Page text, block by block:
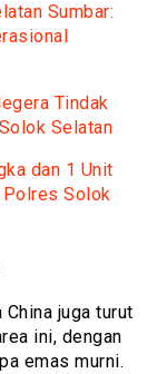
Sumbar:
Tindak
Selatan
dan 1 Unit
Polres Solok
juga turut
ini, dengan
emas murni.